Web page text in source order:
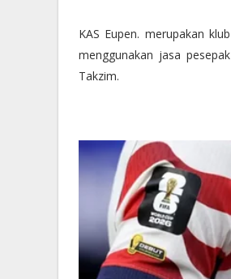
KAS Eupen. merupakan
menggunakan jasa
Takzim.